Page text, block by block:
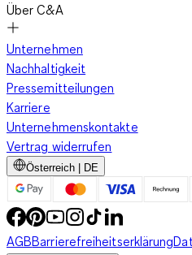
Über C&A
Unternehmen
Nachhaltigkeit
Pressemitteilungen
Karriere
Unternehmenskontakte
Vertrag widerrufen
Österreich | DE
AGBBarrierefreiheitserklärung